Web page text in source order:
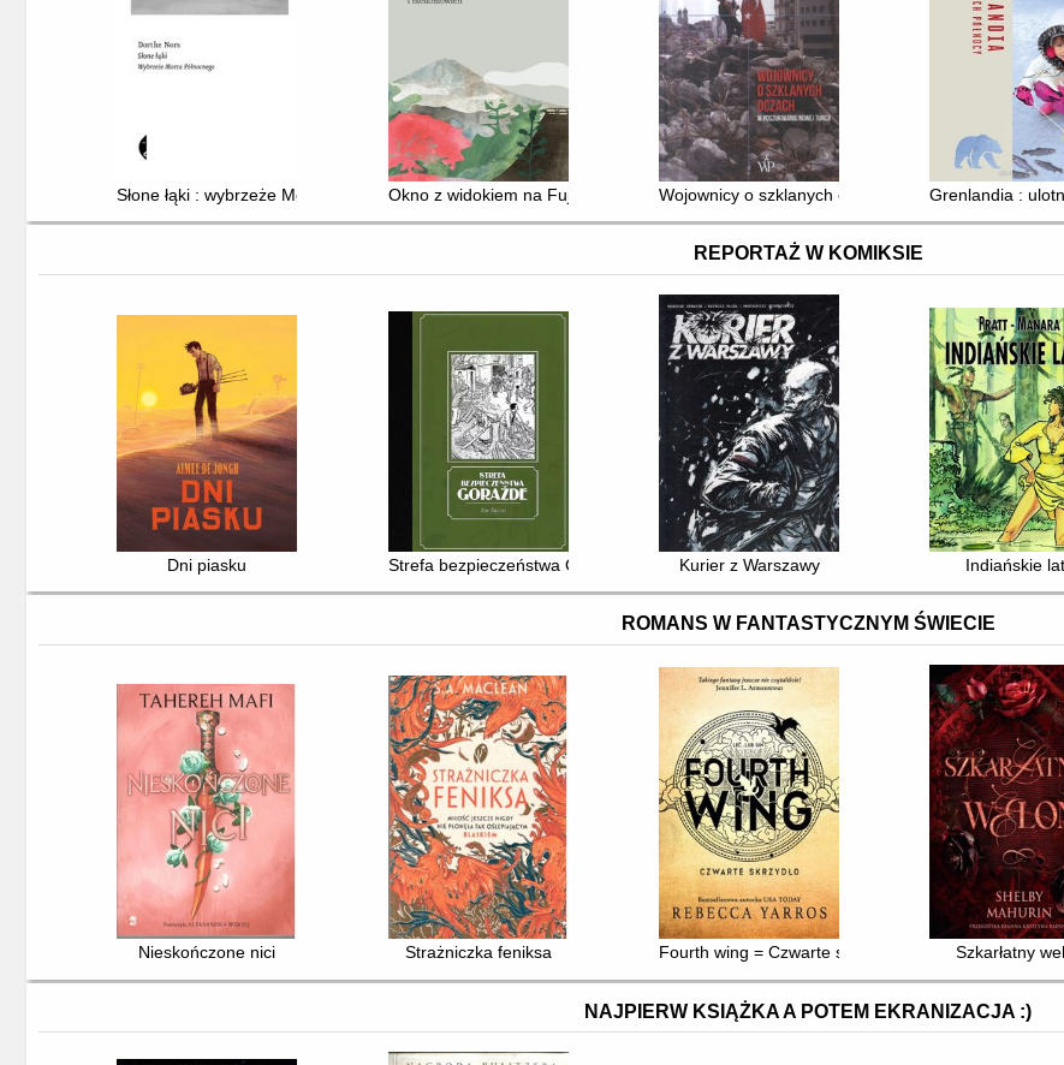
Słone łąki : wybrzeże Morza PółnocnegoOkno z widokiem na Fuji : Japonia - kraina szeptów i niedomówień
Wojownicy o szklanych oczach : w poszukiwaniu
Grenlandia :
REPORTAŻ W KOMIKSIE
Dni piasku Strefa bezpieczeństwa Goražde Kurier z Warszawy Indiańskie
ROMANS W FANTASTYCZNYM ŚWIECIE
Nieskończone nici Strażniczka feniksa Fourth wing = Czwarte skrzydło Szkarłatny
NAJPIERW KSIĄŻKA A POTEM EKRANIZACJA :)